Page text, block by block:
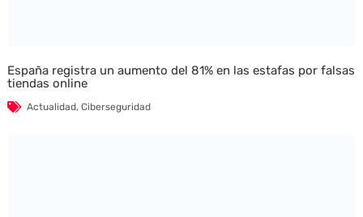
España registra un aumento del 81% en las estafas por falsas
tiendas online
Actualidad, Ciberseguridad